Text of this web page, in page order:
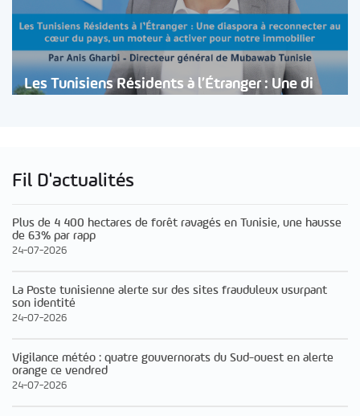
Les Tunisiens Résidents à l’Étranger : Une di
Fil D'actualités
Plus de 4 400 hectares de forêt ravagés en Tunisie, une hausse
de 63% par rapp
24-07-2026
La Poste tunisienne alerte sur des sites frauduleux usurpant
son identité
24-07-2026
Vigilance météo : quatre gouvernorats du Sud-ouest en alerte
orange ce vendred
24-07-2026